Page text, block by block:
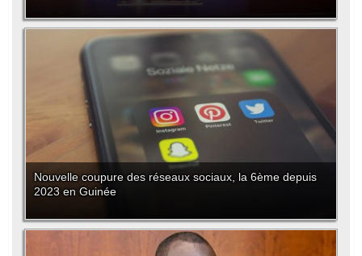
Nouvelle coupure des réseaux sociaux, la 6ème depuis
2023 en Guinée